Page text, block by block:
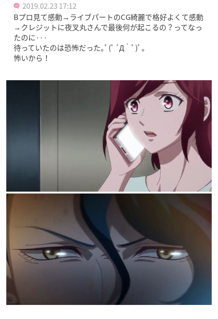
2019.02.23 17:12
Bプロ見て感動→ライブパートのCG綺麗で格好よくて感動
→クレジットに夜叉丸さんで最後何が起こるの？ってなっ
たのに···
待っていたのは恐怖だった｡ﾟ(ﾟ´Д｀ﾟ)ﾟ｡
怖いから！